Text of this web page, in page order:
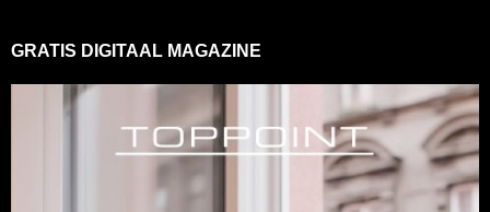
GRATIS DIGITAAL MAGAZINE